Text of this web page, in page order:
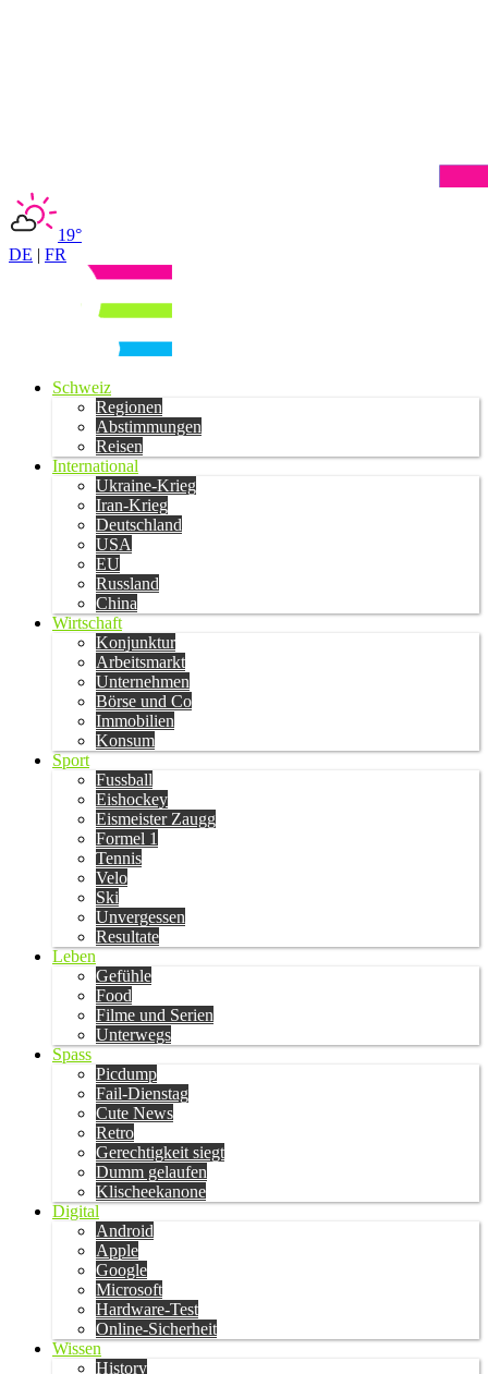
19°
DE | FR
Schweiz
Regionen
Abstimmungen
Reisen
International
Ukraine-Krieg
Iran-Krieg
Deutschland
USA
EU
Russland
China
Wirtschaft
Konjunktur
Arbeitsmarkt
Unternehmen
Börse und Co
Immobilien
Konsum
Sport
Fussball
Eishockey
Eismeister Zaugg
Formel 1
Tennis
Velo
Ski
Unvergessen
Resultate
Leben
Gefühle
Food
Filme und Serien
Unterwegs
Spass
Picdump
Fail-Dienstag
Cute News
Retro
Gerechtigkeit siegt
Dumm gelaufen
Klischeekanone
Digital
Android
Apple
Google
Microsoft
Hardware-Test
Online-Sicherheit
Wissen
History